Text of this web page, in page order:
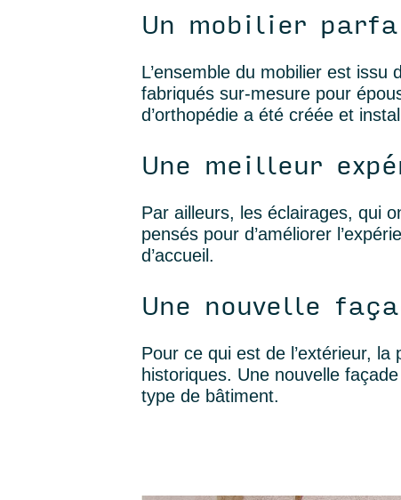
Un mobilier
L’ensemble du mobilier est issu
fabriqués sur-mesure pour
d’orthopédie a été créée et
Une meilleur
Par ailleurs, les éclairages, qui
pensés pour d’améliorer
d’accueil.
Une nouvelle
Pour ce qui est de l’extérieur, la
historiques. Une nouvelle
type de bâtiment.